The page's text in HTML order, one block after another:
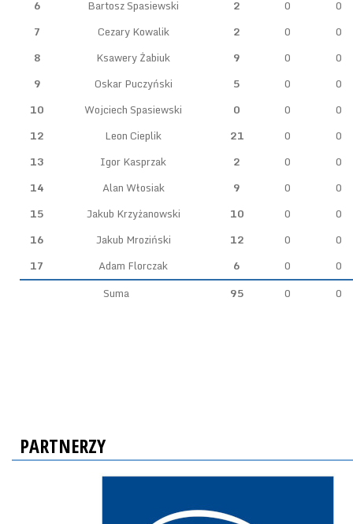
6
Bartosz Spasiewski 2 0
0
7
Cezary Kowalik 2 0
0
8
Ksawery Żabiuk 9 0
0
9
Oskar Puczyński 5 0
0
10
Wojciech Spasiewski 0 0
0
12
Leon Cieplik 21 0
0
13
Igor Kasprzak 2 0
0
14
Alan Włosiak 9 0
0
15
Jakub Krzyżanowski 10 0
0
16
Jakub Mroziński 12 0
0
17
Adam Florczak 6 0
0
Suma
95 0 0
PARTNERZY